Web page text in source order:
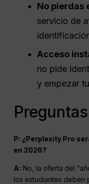
No pierdas
servicio de
Acceso
no pide
y empezar
P: ¿Perplexity Pro
en 2026?
A: No, la oferta del
los estudiantes deben